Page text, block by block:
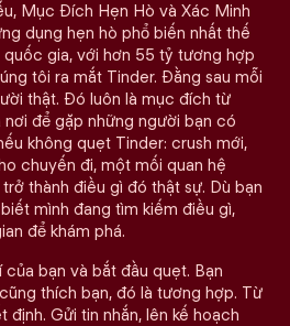
Mục Đích Hẹn Hò và Xác Minh
dụng hẹn hò phổ biến nhất thế
gia, với hơn 55 tỷ tương hợp
tôi ra mắt Tinder. Đằng sau mỗi
thật. Đó luôn là mục đích từ
để gặp những người bạn có
không quẹt Tinder: crush mới,
chuyến đi, một mối quan hệ
thành điều gì đó thật sự. Dù bạn
mình đang tìm kiếm điều gì,
để khám phá.
bạn và bắt đầu quẹt. Bạn
thích bạn, đó là tương hợp. Từ
Gửi tin nhắn, lên kế hoạch